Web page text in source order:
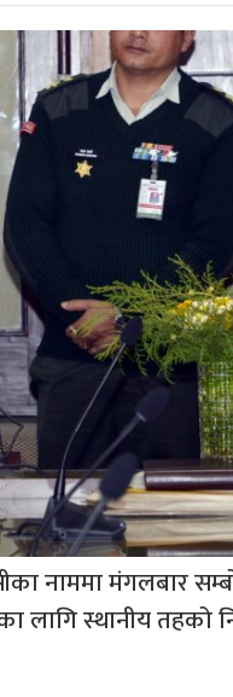
नाममा मंगलबार
लागि स्थानीय तहको